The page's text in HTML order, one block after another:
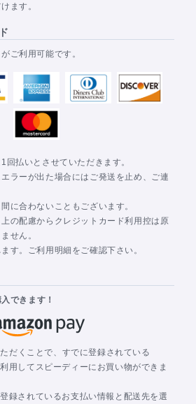
ます。
ご利用可能です。
払いとさせていただきます。
ラーが出た場合にはご発送を止め、ご連
に合わないこともございます。
の配慮からクレジットカード利用控は原
せん。
す。ご利用明細をご確認下さい。
できます！
だくことで、すでに登録されている
用してスピーディーにお買い物ができま
録されているお支払い情報と配送先を選